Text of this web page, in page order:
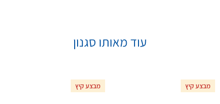
עוד מאותו סגנון
מבצע קיץ מבצע קיץ